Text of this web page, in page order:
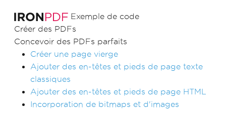
Exemple de code
Créer des PDFs
Concevoir des PDFs parfaits
Créer une page vierge
Ajouter des en-têtes et pieds de page texte
classiques
Ajouter des en-têtes et pieds de page HTML
Incorporation de bitmaps et d'images